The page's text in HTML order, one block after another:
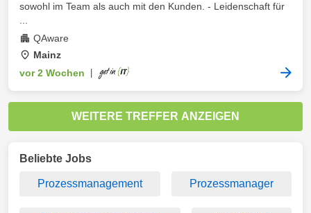
sowohl im Team als auch mit den Kunden. - Leidenschaft für
QAware
Mainz
vor 2 Wochen
WEITERE TREFFER ANZEIGEN
Beliebte Jobs
Prozessmanagement Prozessmanager